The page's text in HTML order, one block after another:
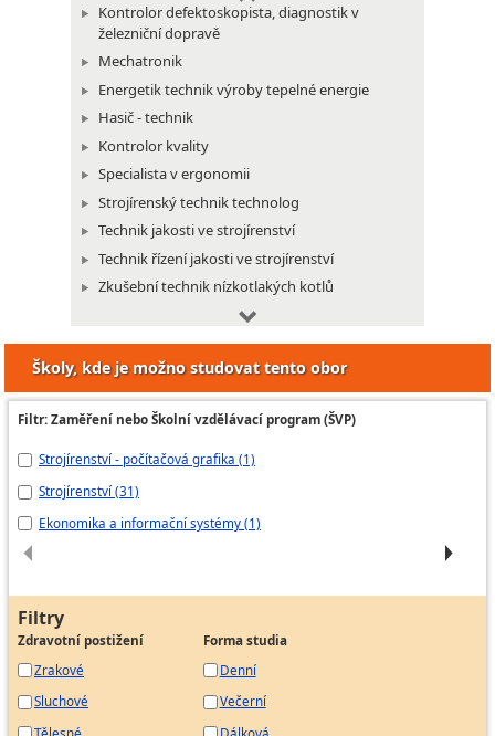
Kontrolor defektoskopista, diagnostik v
železniční dopravě
Mechatronik
Energetik technik výroby tepelné energie
Hasič - technik
Kontrolor kvality
Specialista v ergonomii
Strojírenský technik technolog
Technik jakosti ve strojírenství
Technik řízení jakosti ve strojírenství
Zkušební technik nízkotlakých kotlů
Zkušební technik přepravních nádob na plyny
Zkušební technik vyhrazených kotlů
Zkušební technik vyhrazených tlakových nádob
Dispečer strojírenské výroby
Technik kontrolor jakosti ve strojírenství
Revizní technik plynových zařízení
Revizní technik zdvihacích zařízení
Zemědělský mechanizátor
Školy, kde je možno studovat tento obor
Filtr: Zaměření nebo Školní vzdělávací program (ŠVP)
Strojírenství - počítačová grafika (1)
Strojírenství (31)
Ekonomika a informační systémy (1)
Filtry
Zdravotní postižení
Zrakové
Sluchové
Forma studia
Denní
Večerní